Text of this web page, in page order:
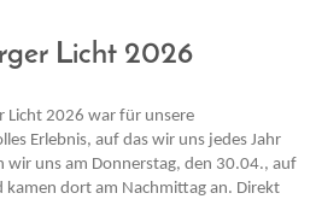
Licht 2026
Licht 2026 war für unsere
Erlebnis, auf das wir uns jedes Jahr
wir uns am Donnerstag, den 30.04., auf
kamen dort am Nachmittag an. Direkt